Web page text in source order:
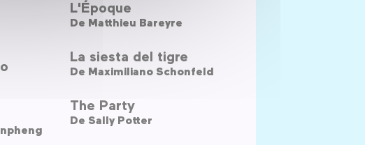
L'Époque
De Matthieu Bareyre
La siesta del tigre
De Maximiliano Schonfeld
The Party
De Sally Potter